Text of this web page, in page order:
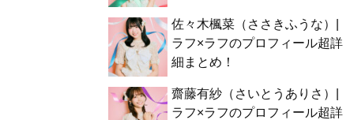
佐々木楓菜（ささきふうな）|
ラフ×ラフのプロフィール超詳
細まとめ！
齋藤有紗（さいとうありさ）|
ラフ×ラフのプロフィール超詳